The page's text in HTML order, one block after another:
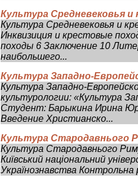
Культура Средневековья
Культура Средневековья и
Инквизиция и крестовые
походы 6 Заключение 10
наибольшего...
Культура Западно-
Культура Западно-
культурологии: «Культура
Студент: Барыкина Ирина
Введение Христианско...
Культура Стародавнього
Культура Стародавнього
Київський національний
Українознавства Контрольна